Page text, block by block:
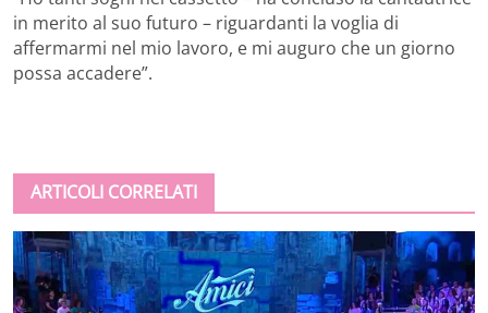
in merito al suo futuro – riguardanti la voglia di
affermarmi nel mio lavoro, e mi auguro che un giorno
possa accadere”.
ARTICOLI CORRELATI